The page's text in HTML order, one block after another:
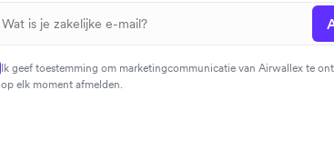
Ik geef toestemming om marketingcommunicatie van Airwallex te
op elk moment afmelden.